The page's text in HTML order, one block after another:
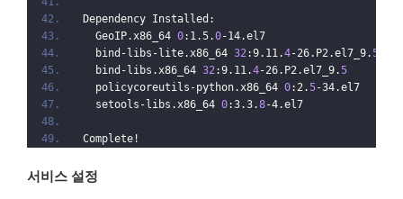
Dependency Installed:
  GeoIP.x86_64
0:1.5.0-14.el7
  bind-libs-lite.x86_64
32 :9.11.4-26.P2.el7_9.5
  bind-libs.x86_64
32 :9.11.4-26.P2.el7_9.5
  policycoreutils-python.x86_64
0:2.5-34.el7
  setools-libs.x86_64
0:3.3.8-4.el7
Complete!
서비스 설정